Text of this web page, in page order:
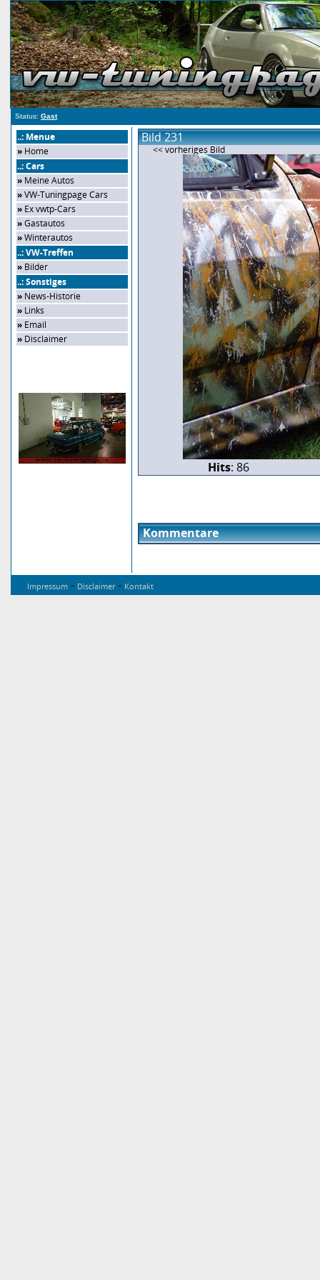
Status: Gast
..: Menue
» Home
..: Cars
» Meine Autos
»VW-Tuningpage Cars
» Ex vwtp-Cars
»Gastautos
»Winterautos
..: VW-Treffen
» Bilder
..: Sonstiges
» News-Historie
» Links
» Email
» Disclaimer
Bild 231
<< vorheriges Bild
Hits: 86
Kommentare
Impressum - Disclaimer- Kontakt